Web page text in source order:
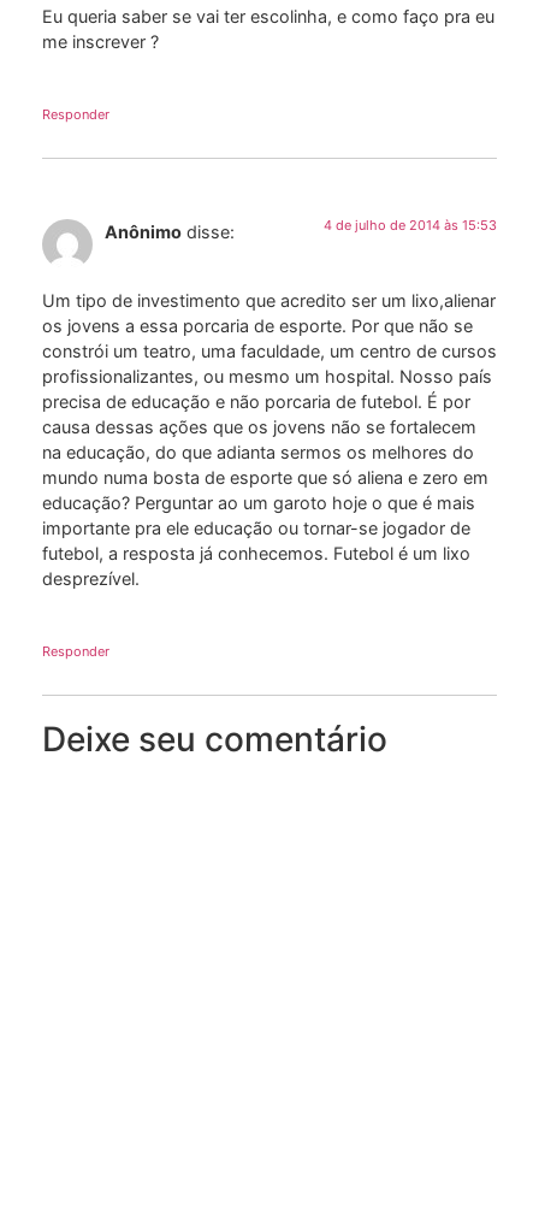
Eu queria saber se vai ter escolinha, e como faço pra eu
me inscrever ?
Responder
Anônimo disse: 4 de julho de 2014 às 15:53
Um tipo de investimento que acredito ser um lixo,alienar
os jovens a essa porcaria de esporte. Por que não se
constrói um teatro, uma faculdade, um centro de cursos
profissionalizantes, ou mesmo um hospital. Nosso país
precisa de educação e não porcaria de futebol. É por
causa dessas ações que os jovens não se fortalecem
na educação, do que adianta sermos os melhores do
mundo numa bosta de esporte que só aliena e zero em
educação? Perguntar ao um garoto hoje o que é mais
importante pra ele educação ou tornar-se jogador de
futebol, a resposta já conhecemos. Futebol é um lixo
desprezível.
Responder
Deixe seu comentário